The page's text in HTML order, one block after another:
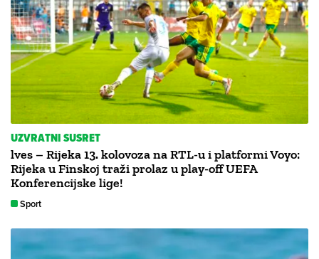
UZVRATNI SUSRET
lves – Rijeka 13. kolovoza na RTL-u i platformi Voyo:
Rijeka u Finskoj traži prolaz u play-off UEFA
Konferencijske lige!
Sport